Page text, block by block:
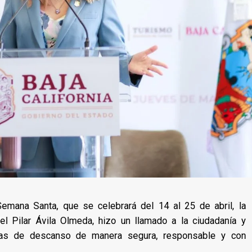
Santa, que se celebrará del 14 al 25 de abril, la
Pilar Ávila Olmeda, hizo un llamado a la ciudadanía y
de descanso de manera segura, responsable y con